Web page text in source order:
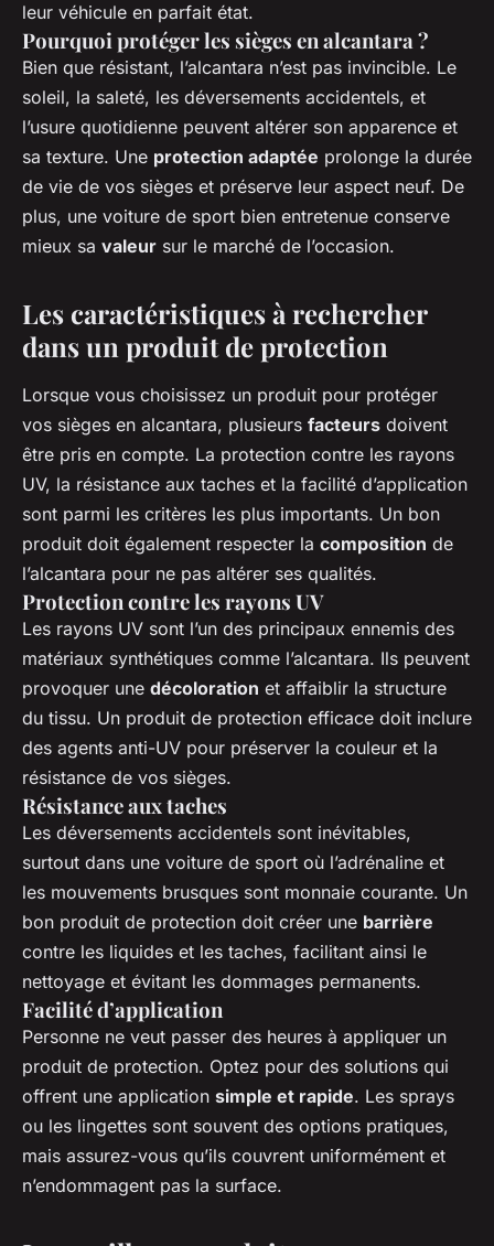
leur véhicule en parfait état.
Pourquoi protéger les sièges en alcantara ?
Bien que résistant, l’alcantara n’est pas invincible. Le
soleil, la saleté, les déversements accidentels, et
l’usure quotidienne peuvent altérer son apparence et
sa texture. Une protection adaptée prolonge la durée
de vie de vos sièges et préserve leur aspect neuf. De
plus, une voiture de sport bien entretenue conserve
mieux sa valeur sur le marché de l’occasion.
Les caractéristiques à rechercher
dans un produit de protection
Lorsque vous choisissez un produit pour protéger
vos sièges en alcantara, plusieurs facteurs doivent
être pris en compte. La protection contre les rayons
UV, la résistance aux taches et la facilité d’application
sont parmi les critères les plus importants. Un bon
produit doit également respecter la composition de
l’alcantara pour ne pas altérer ses qualités.
Protection contre les rayons UV
Les rayons UV sont l’un des principaux ennemis des
matériaux synthétiques comme l’alcantara. Ils peuvent
provoquer une décoloration et affaiblir la structure
du tissu. Un produit de protection efficace doit inclure
des agents anti-UV pour préserver la couleur et la
résistance de vos sièges.
Résistance aux taches
Les déversements accidentels sont inévitables,
surtout dans une voiture de sport où l’adrénaline et
les mouvements brusques sont monnaie courante. Un
bon produit de protection doit créer une barrière
contre les liquides et les taches, facilitant ainsi le
nettoyage et évitant les dommages permanents.
Facilité d’application
Personne ne veut passer des heures à appliquer un
produit de protection. Optez pour des solutions qui
offrent une application simple et rapide. Les sprays
ou les lingettes sont souvent des options pratiques,
mais assurez-vous qu’ils couvrent uniformément et
n’endommagent pas la surface.